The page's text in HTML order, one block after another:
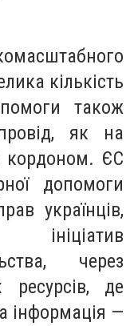
кількість
також
як на
кордоном. ЄС
допомоги
українців,
через
ресурсів, де
інформація —